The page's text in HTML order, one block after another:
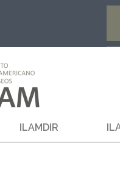
ILAMDIR